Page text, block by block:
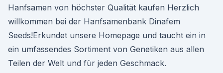
Hanfsamen von höchster Qualität kaufen Herzlich
willkommen bei der Hanfsamenbank Dinafem
Seeds!Erkundet unsere Homepage und taucht ein in
ein umfassendes Sortiment von Genetiken aus allen
Teilen der Welt und für jeden Geschmack.